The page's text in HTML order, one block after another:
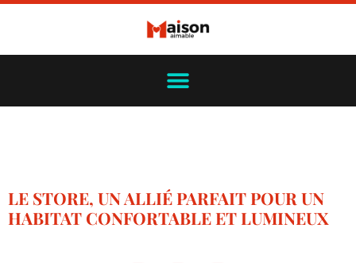
LE STORE, UN ALLIÉ PARFAIT POUR UN
HABITAT CONFORTABLE ET LUMINEUX